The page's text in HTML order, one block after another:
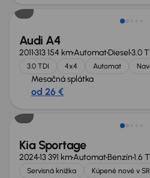
Audi A4
2011313 154 kmAutomatDiesel3.0
3.0 TDI 4x4 Automat Navi
Mesačná splátka
od 26 €
Ušetríte 10 500 €
Kia Sportage
202413 391 kmAutomatBenzín1.6
Servisná knižka Kúpené nové v SR